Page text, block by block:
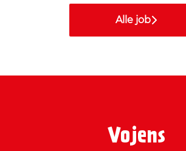
Alle job
Vojens